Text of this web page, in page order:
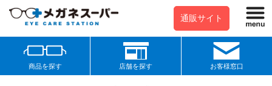
通販サイト
商品を探す 店舗を探す お客様窓口